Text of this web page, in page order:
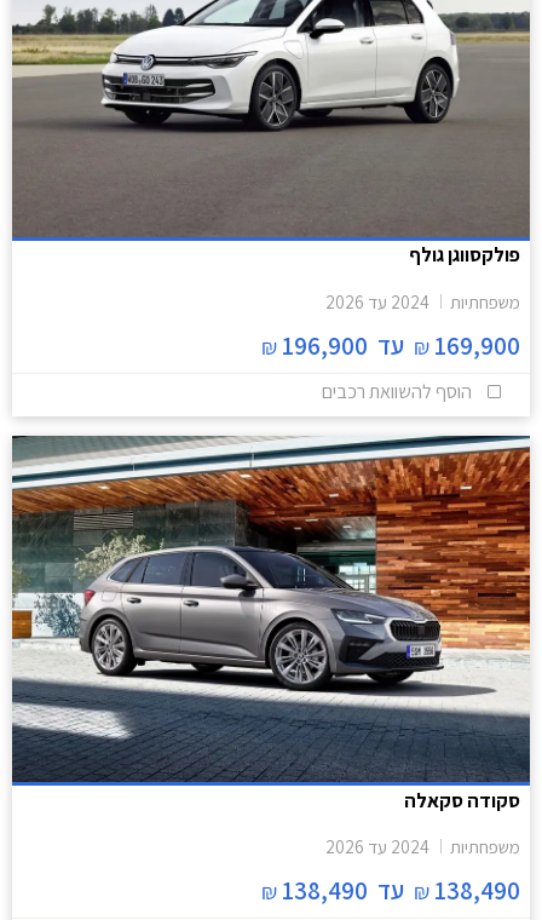
פולקסווגן גולף
משפחתיות 2024 עד 2026
169,900
₪ עד 196,900
₪
הוסף להשוואת רכבים
סקודה סקאלה
משפחתיות 2024 עד 2026
138,490
₪ עד 138,490
₪